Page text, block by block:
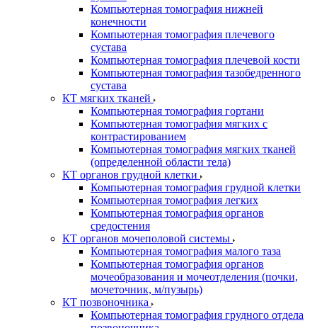
Компьютерная томография нижней
конечности
Компьютерная томография плечевого
сустава
Компьютерная томография плечевой кости
Компьютерная томография тазобедренного
сустава
КТ мягких тканей
Компьютерная томография гортани
Компьютерная томография мягких с
контрастированием
Компьютерная томография мягких тканей
(определенной области тела)
КТ органов грудной клетки
Компьютерная томография грудной клетки
Компьютерная томография легких
Компьютерная томография органов
средостения
КТ органов мочеполовой системы
Компьютерная томография малого таза
Компьютерная томография органов
мочеобразования и мочеотделения (почки,
мочеточник, м/пузырь)
КТ позвоночника
Компьютерная томография грудного отдела